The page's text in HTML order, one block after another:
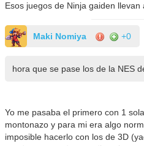
Esos juegos de Ninja gaiden llevan
Maki Nomiya +0
hora que se pase los de la NES
Yo me pasaba el primero con 1
montonazo y para mi era algo
imposible hacerlo con los de 3D